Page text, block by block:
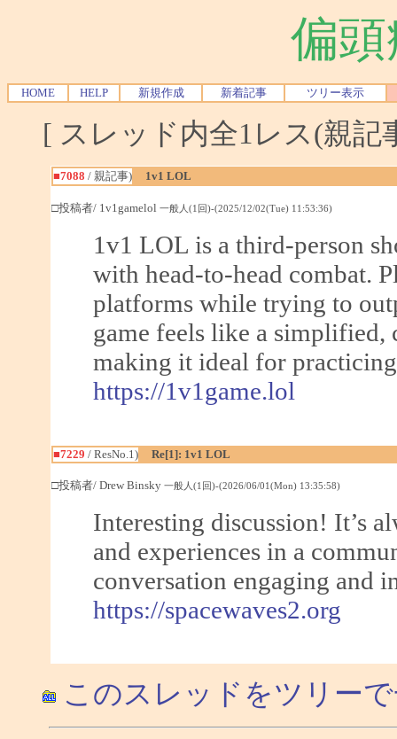
偏
HOME HELP 新規作成 新着記事 ツリー表示
[ スレッド内全1レス(親
■7088 / 親記事) 1v1 LOL
□投稿者/ 1v1gamelol 一般人(1回)-(2025/12/02(Tue) 11:53:36)
1v1 LOL is a third-person
with head-to-head combat.
platforms while trying to
game feels like a
making it ideal for
https://1v1game.lol
■7229 / ResNo.1) Re[1]: 1v1 LOL
□投稿者/ Drew Binsky 一般人(1回)-(2026/06/01(Mon) 13:35:58)
Interesting discussion! It’s
and experiences in a
conversation engaging and
https://spacewaves2.org
このスレッドをツリー